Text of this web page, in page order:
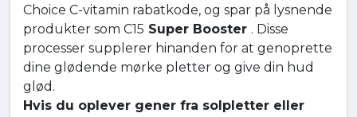
Choice C-vitamin rabatkode, og spar på lysnende
produkter som C15 Super Booster . Disse
processer supplerer hinanden for at genoprette
dine glødende mørke pletter og give din hud
glød.
Hvis du oplever gener fra solpletter eller